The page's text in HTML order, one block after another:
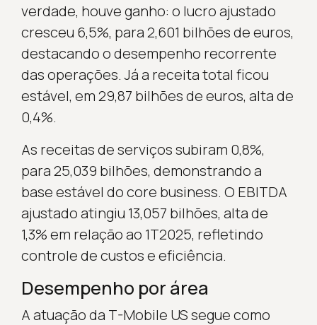
verdade, houve ganho: o lucro ajustado
cresceu 6,5%, para 2,601 bilhões de euros,
destacando o desempenho recorrente
das operações. Já a receita total ficou
estável, em 29,87 bilhões de euros, alta de
0,4%.
As receitas de serviços subiram 0,8%,
para 25,039 bilhões, demonstrando a
base estável do core business. O EBITDA
ajustado atingiu 13,057 bilhões, alta de
1,3% em relação ao 1T2025, refletindo
controle de custos e eficiência.
Desempenho por área
A atuação da T-Mobile US segue como